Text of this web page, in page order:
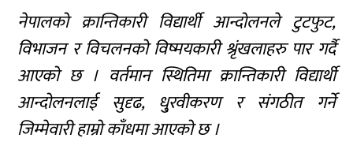
नेपालको क्रान्तिकारी विद्यार्थी आन्दोलनले टुटफुट,
विभाजन र विचलनको विष्मयकारी श्रृंखलाहरु पार गर्दै
आएको छ । वर्तमान स्थितिमा क्रान्तिकारी विद्यार्थी
आन्दोलनलाई सुदृढ, धु्रवीकरण र संगठीत गर्ने
जिम्मेवारी हाम्रो काँधमा आएको छ ।